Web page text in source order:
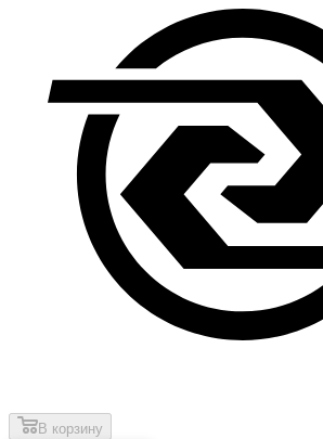
В корзину